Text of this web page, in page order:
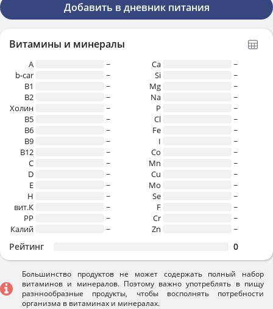
Добавить в дневник питания
Витамины и минералы
A
~
b-car
~
В1
~
B2
~
Холин
~
B5
~
B6
~
B9
~
B12
~
C
~
D
~
E
~
H
~
вит.К
~
PP
~
Калий
~
Ca
~
Si
~
Mg
~
Na
~
P
~
Cl
~
Fe
~
I
~
Co
~
Mn
~
Cu
~
Mo
~
Se
~
F
~
Cr
~
Zn
~
Рейтинг 0
Большинство продуктов не может содержать полный набор
витаминов и минералов. Поэтому важно употреблять в пищу
разннообразные продукты, чтобы восполнять потребности
организма в витаминах и минералах.